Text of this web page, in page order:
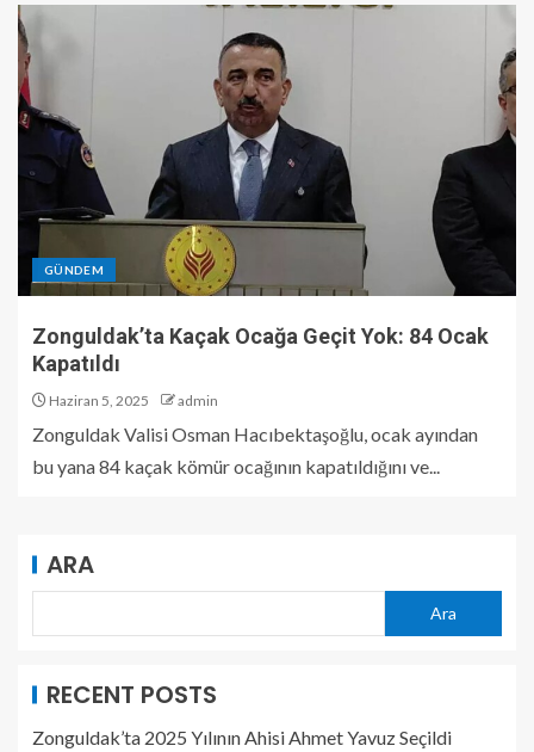
GÜNDEM
Zonguldak’ta Kaçak Ocağa Geçit Yok: 84 Ocak
Kapatıldı
Haziran 5, 2025 admin
Zonguldak Valisi Osman Hacıbektaşoğlu, ocak ayından
bu yana 84 kaçak kömür ocağının kapatıldığını ve...
ARA
Ara
RECENT POSTS
Zonguldak’ta 2025 Yılının Ahisi Ahmet Yavuz Seçildi